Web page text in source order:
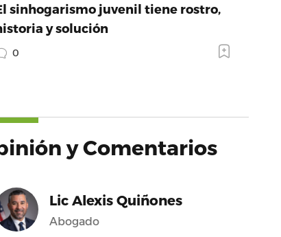
sinhogarismo juvenil tiene rostro,
y solución
0
y Comentarios
Lic Alexis Quiñones
Abogado